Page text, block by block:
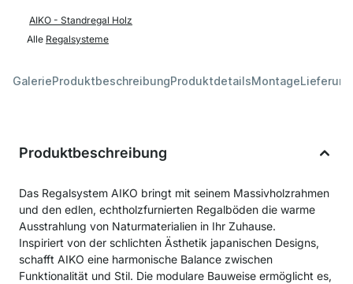
AIKO - Standregal Holz
Alle Regalsysteme
GalerieProduktbeschreibungProduktdetailsMontage
Produktbeschreibung
Das Regalsystem AIKO bringt mit seinem Massivholzrahmen
und den edlen, echtholzfurnierten Regalböden die warme
Ausstrahlung von Naturmaterialien in Ihr Zuhause.
Inspiriert von der schlichten Ästhetik japanischen Designs,
schafft AIKO eine harmonische Balance zwischen
Funktionalität und Stil. Die modulare Bauweise ermöglicht es,